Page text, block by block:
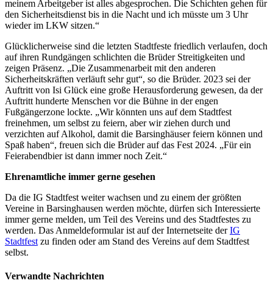
meinem Arbeitgeber ist alles abgesprochen. Die Schichten gehen für
den Sicherheitsdienst bis in die Nacht und ich müsste um 3 Uhr
wieder im LKW sitzen.“
Glücklicherweise sind die letzten Stadtfeste friedlich verlaufen, doch
auf ihren Rundgängen schlichten die Brüder Streitigkeiten und
zeigen Präsenz. „Die Zusammenarbeit mit den anderen
Sicherheitskräften verläuft sehr gut“, so die Brüder. 2023 sei der
Auftritt von Isi Glück eine große Herausforderung gewesen, da der
Auftritt hunderte Menschen vor die Bühne in der engen
Fußgängerzone lockte. „Wir könnten uns auf dem Stadtfest
freinehmen, um selbst zu feiern, aber wir ziehen durch und
verzichten auf Alkohol, damit die Barsinghäuser feiern können und
Spaß haben“, freuen sich die Brüder auf das Fest 2024. „Für ein
Feierabendbier ist dann immer noch Zeit.“
Ehrenamtliche immer gerne gesehen
Da die IG Stadtfest weiter wachsen und zu einem der größten
Vereine in Barsinghausen werden möchte, dürfen sich Interessierte
immer gerne melden, um Teil des Vereins und des Stadtfestes zu
werden. Das Anmeldeformular ist auf der Internetseite derIG
Stadtfest zu finden oder am Stand des Vereins auf dem Stadtfest
selbst.
Verwandte Nachrichten